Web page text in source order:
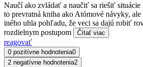
Naučí ako zvládať a naučiť sa riešiť situácie
to prevratná kniha ako Atómové návyky,
iného uhla pohľadu, že veci sa dajú robiť
rozdielnym postupom
Čítať viac
reagovať
0 pozitívne hodnotenia0
2 negatívne hodnotenia2